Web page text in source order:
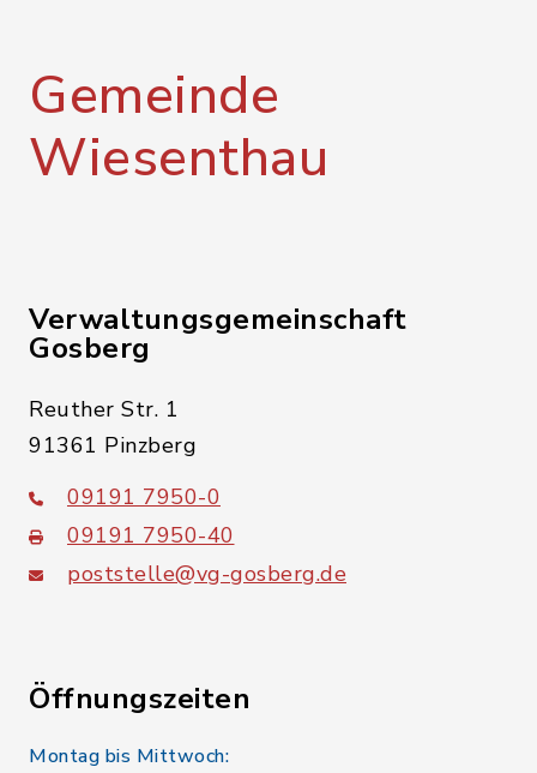
Gemeinde
Wiesenthau
Verwaltungsgemeinschaft
Gosberg
Reuther Str. 1
91361 Pinzberg
09191 7950-0
09191 7950-40
poststelle@vg-gosberg.de
Öffnungszeiten
Montag bis Mittwoch: